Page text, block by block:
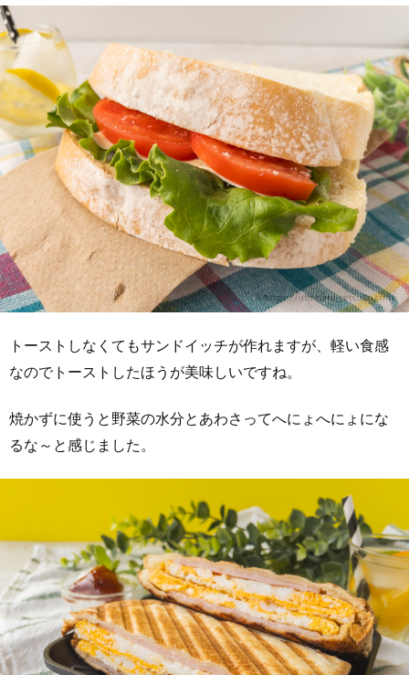
トーストしなくてもサンドイッチが作れますが、軽い食感
なのでトーストしたほうが美味しいですね。
焼かずに使うと野菜の水分とあわさってへにょへにょにな
るな～と感じました。